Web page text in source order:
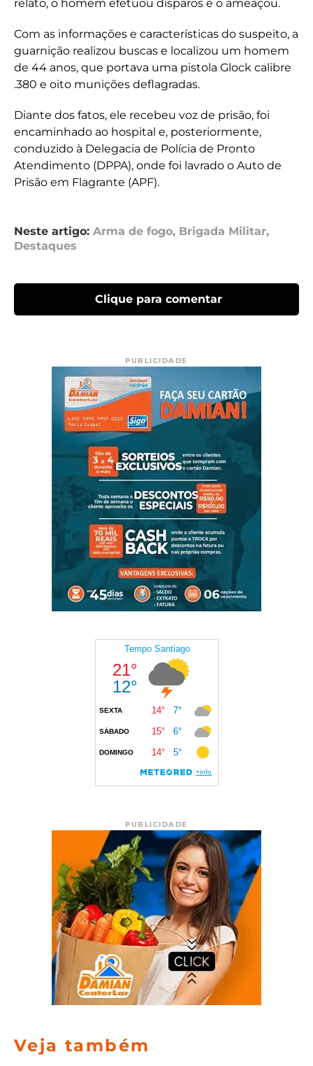
relato, o homem efetuou disparos e o ameaçou.
Com as informações e características do suspeito, a
guarnição realizou buscas e localizou um homem
de 44 anos, que portava uma pistola Glock calibre
.380 e oito munições deflagradas.
Diante dos fatos, ele recebeu voz de prisão, foi
encaminhado ao hospital e, posteriormente,
conduzido à Delegacia de Polícia de Pronto
Atendimento (DPPA), onde foi lavrado o Auto de
Prisão em Flagrante (APF).
Neste artigo: Arma de fogo, Brigada Militar,
Destaques
Clique para comentar
PUBLICIDADE
PUBLICIDADE
Veja também